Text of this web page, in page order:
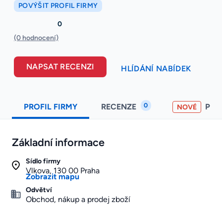
POVÝŠIT PROFIL FIRMY
0
(0 hodnocení)
NAPSAT RECENZI HLÍDÁNÍ NABÍDEK
PROFIL FIRMY RECENZE 0 NOVÉ
Základní informace
Sídlo firmy
Vlkova, 130 00 Praha
Zobrazit mapu
Odvětví
Obchod, nákup a prodej zboží